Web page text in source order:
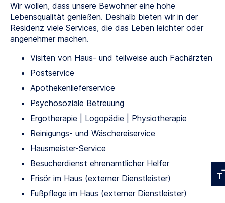
Wir wollen, dass unsere Bewohner eine hohe
Lebensqualität genießen. Deshalb bieten wir in der
Residenz viele Services, die das Leben leichter oder
angenehmer machen.
Visiten von Haus- und teilweise auch Fachärzten
Postservice
Apothekenlieferservice
Psychosoziale Betreuung
Ergotherapie | Logopädie | Physiotherapie
Reinigungs- und Wäschereiservice
Hausmeister-Service
Besucherdienst ehrenamtlicher Helfer
Frisör im Haus (externer Dienstleister)
Fußpflege im Haus (externer Dienstleister)